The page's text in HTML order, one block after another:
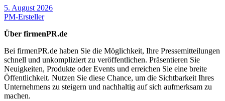
5. August 2026
PM-Ersteller
Über firmenPR.de
Bei firmenPR.de haben Sie die Möglichkeit, Ihre Pressemitteilungen
schnell und unkompliziert zu veröffentlichen. Präsentieren Sie
Neuigkeiten, Produkte oder Events und erreichen Sie eine breite
Öffentlichkeit. Nutzen Sie diese Chance, um die Sichtbarkeit Ihres
Unternehmens zu steigern und nachhaltig auf sich aufmerksam zu
machen.